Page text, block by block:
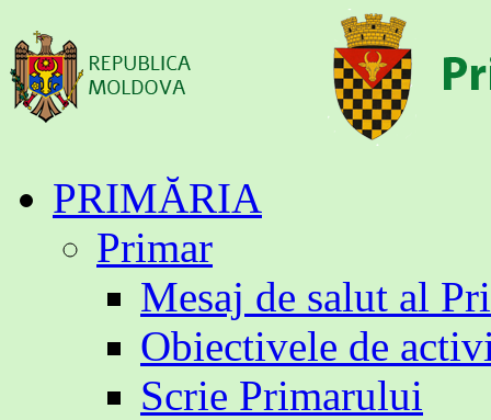
conținutPRIMĂRIA
Primar
Mesaj de salut al
Obiectivele de
Scrie Primarului